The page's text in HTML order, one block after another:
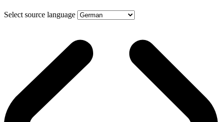
Select source language